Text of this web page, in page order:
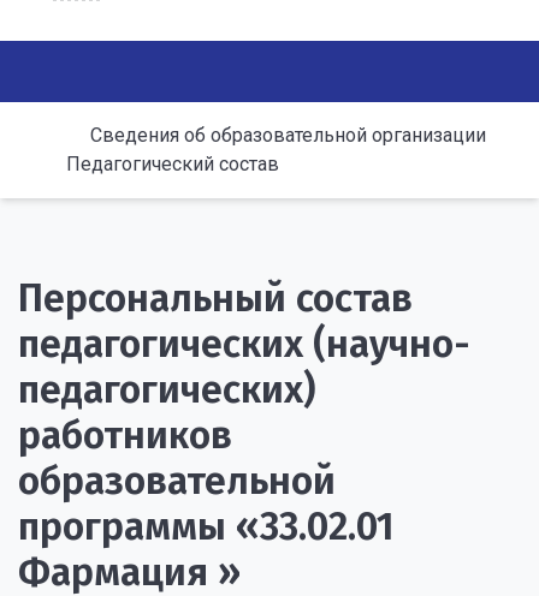
Сведения об образовательной организации
Педагогический состав
Персональный состав
педагогических (научно-
педагогических)
работников
образовательной
программы «33.02.01
Фармация »